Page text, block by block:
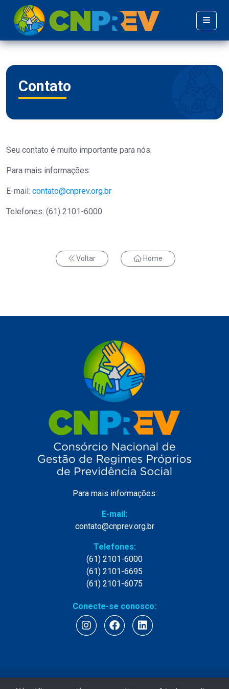
Contato
Seu contato é muito importante para nós.
Para mais informações:
E-mail: contato@cnprev.org.br
Telefones: (61) 2101-6000
Voltar Home
Para mais informações:
E-mail:
contato@cnprev.org.br
Telefones:
(61) 2101-6000
(61) 2101-6695
(61) 2101-6075
Conecte-se conosco: